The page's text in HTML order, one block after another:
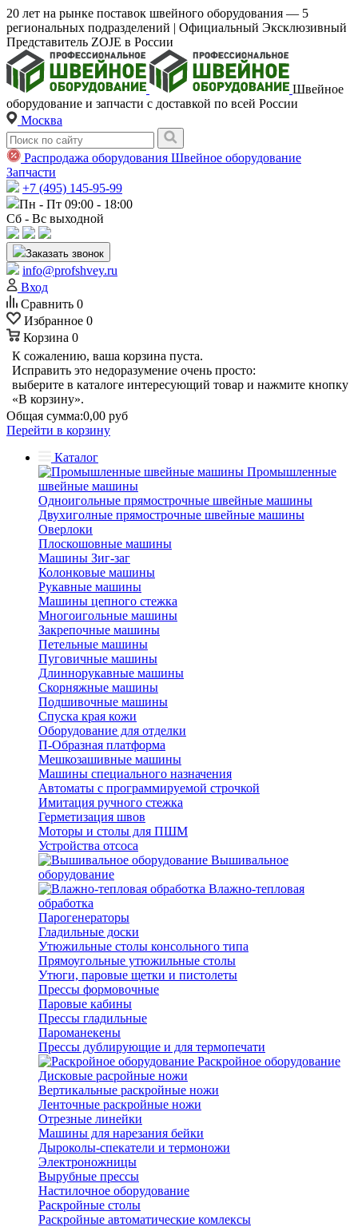
20 лет на рынке поставок швейного оборудования — 5
региональных подразделений | Официальный Эксклюзивный
Представитель ZOJE в России
Швейное
оборудование и запчасти с доставкой по всей России
Москва
Распродажа оборудования Швейное оборудование
Запчасти
+7 (495) 145-95-99
Пн - Пт 09:00 - 18:00
Сб - Вс выходной
Заказать звонок
info@profshvey.ru
Вход
Сравнить 0
Избранное 0
Корзина 0
К сожалению, ваша корзина пуста.
Исправить это недоразумение очень просто:
выберите в каталоге интересующий товар и нажмите кнопку
«В корзину».
Общая сумма:0,00 руб
Перейти в корзину
Каталог
Промышленные
швейные машины
Одноигольные прямострочные швейные машины
Двухиголные прямострочные швейные машины
Оверлоки
Плоскошовные машины
Машины Зиг-заг
Колонковые машины
Рукавные машины
Машины цепного стежка
Многоигольные машины
Закрепочные машины
Петельные машины
Пуговичные машины
Длиннорукавные машины
Скорняжные машины
Подшивочные машины
Спуска края кожи
Оборудование для отделки
П-Образная платформа
Мешкозашивные машины
Машины специального назначения
Автоматы с программируемой строчкой
Имитация ручного стежка
Герметизация швов
Моторы и столы для ПШМ
Устройства отсоса
Вышивальное
оборудование
Влажно-тепловая
обработка
Парогенераторы
Гладильные доски
Утюжильные столы консольного типа
Прямоугольные утюжильные столы
Утюги, паровые щетки и пистолеты
Прессы формовочные
Паровые кабины
Прессы гладильные
Пароманекены
Прессы дублирующие и для термопечати
Раскройное оборудование
Дисковые расройные ножи
Вертикальные раскройные ножи
Ленточные раскройные ножи
Отрезные линейки
Машины для нарезания бейки
Дыроколы-спекатели и термоножи
Электроножницы
Вырубные прессы
Настилочное оборудование
Раскройные столы
Раскройные автоматические комлексы